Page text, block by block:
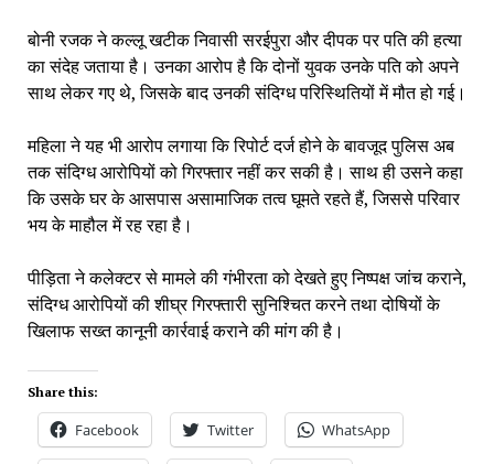
बोनी रजक ने कल्लू खटीक निवासी सरईपुरा और दीपक पर पति की हत्या
का संदेह जताया है। उनका आरोप है कि दोनों युवक उनके पति को अपने
साथ लेकर गए थे, जिसके बाद उनकी संदिग्ध परिस्थितियों में मौत हो गई।
महिला ने यह भी आरोप लगाया कि रिपोर्ट दर्ज होने के बावजूद पुलिस अब
तक संदिग्ध आरोपियों को गिरफ्तार नहीं कर सकी है। साथ ही उसने कहा
कि उसके घर के आसपास असामाजिक तत्व घूमते रहते हैं, जिससे परिवार
भय के माहौल में रह रहा है।
पीड़िता ने कलेक्टर से मामले की गंभीरता को देखते हुए निष्पक्ष जांच कराने,
संदिग्ध आरोपियों की शीघ्र गिरफ्तारी सुनिश्चित करने तथा दोषियों के
खिलाफ सख्त कानूनी कार्रवाई कराने की मांग की है।
Share this:
Facebook Twitter WhatsApp